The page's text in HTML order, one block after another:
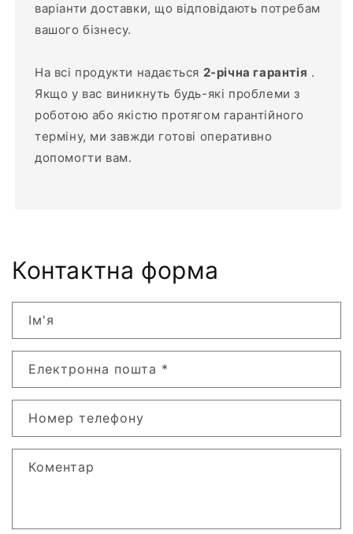
варіанти доставки, що відповідають потребам
вашого бізнесу.
На всі продукти надається 2-річна гарантія .
Якщо у вас виникнуть будь-які проблеми з
роботою або якістю протягом гарантійного
терміну, ми завжди готові оперативно
допомогти вам.
Контактна форма
Ім'я
Електронна пошта *
Номер телефону
Коментар